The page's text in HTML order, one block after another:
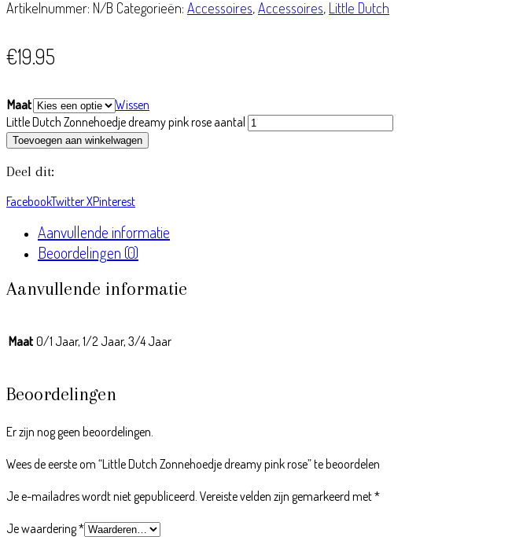
Artikelnummer: N/B Categorieën: Accessoires,Accessoires, Little Dutch
€19.95
Maat
Wissen
Little Dutch Zonnehoedje dreamy pink rose aantal
Toevoegen aan winkelwagen
Deel dit:
FacebookTwitter XPinterest
Aanvullende informatie
Beoordelingen (0)
Aanvullende informatie
Maat 0/1 Jaar, 1/2 Jaar, 3/4 Jaar
Beoordelingen
Er zijn nog geen beoordelingen.
Wees de eerste om “Little Dutch Zonnehoedje dreamy pink rose” te beoordelen
Je e-mailadres wordt niet gepubliceerd. Vereiste velden zijn gemarkeerd met*
Je waardering*